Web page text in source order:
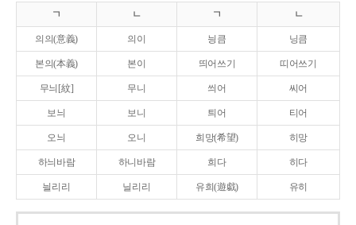
ㄱ ㄴ ㄱ ㄴ
의의(意義) 의이 닁큼 닝큼
본의(本義) 본이 띄어쓰기 띠어쓰기
무늬[紋] 무니 씌어 씨어
보늬 보니 틔어 티어
오늬 오니 희망(希望) 히망
하늬바람 하니바람 희다 히다
늴리리 닐리리 유희(遊戱) 유히